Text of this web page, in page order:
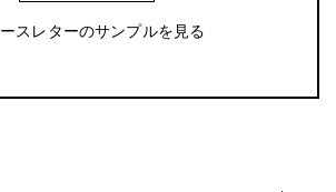
スレターのサンプルを見る